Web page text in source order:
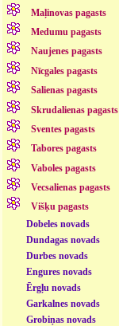
Maļinovas pagasts
Medumu pagasts
Naujenes pagasts
Nīcgales pagasts
Salienas pagasts
Skrudalienas pagasts
Sventes pagasts
Tabores pagasts
Vaboles pagasts
Vecsalienas pagasts
Višķu pagasts
Dobeles novads
Dundagas novads
Durbes novads
Engures novads
Ērgļu novads
Garkalnes novads
Grobiņas novads